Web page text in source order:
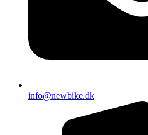
info@newbike.dk